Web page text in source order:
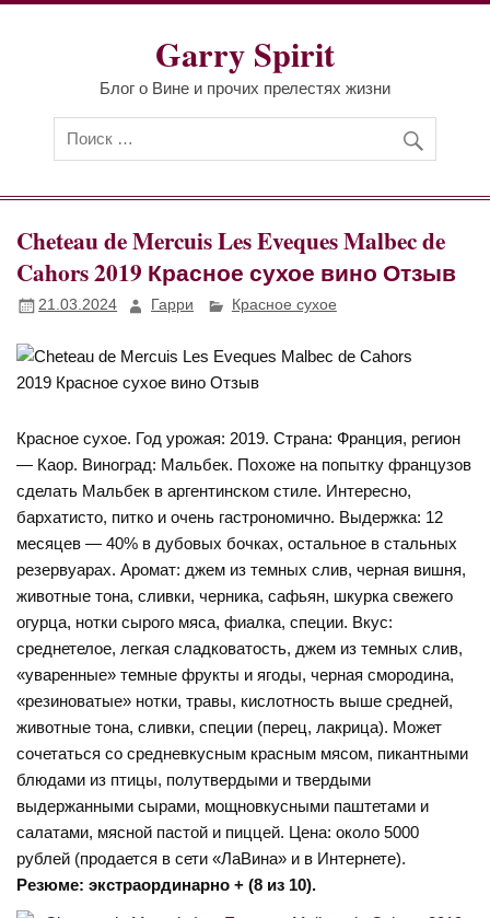
Перейти
Garry Spirit
Блог о Вине и прочих прелестях жизни
Cheteau de Mercuis Les Eveques Malbec de
Cahors 2019 Красное сухое вино Отзыв
21.03.2024 Гарри Красное сухое
Красное сухое. Год урожая: 2019. Страна: Франция, регион
— Каор. Виноград: Мальбек. Похоже на попытку французов
сделать Мальбек в аргентинском стиле. Интересно,
бархатисто, питко и очень гастрономично. Выдержка: 12
месяцев — 40% в дубовых бочках, остальное в стальных
резервуарах. Аромат: джем из темных слив, черная вишня,
животные тона, сливки, черника, сафьян, шкурка свежего
огурца, нотки сырого мяса, фиалка, специи. Вкус:
среднетелое, легкая сладковатость, джем из темных слив,
«уваренные» темные фрукты и ягоды, черная смородина,
«резиноватые» нотки, травы, кислотность выше средней,
животные тона, сливки, специи (перец, лакрица). Может
сочетаться со средневкусным красным мясом, пикантными
блюдами из птицы, полутвердыми и твердыми
выдержанными сырами, мощновкусными паштетами и
салатами, мясной пастой и пиццей. Цена: около 5000
рублей (продается в сети «ЛаВина» и в Интернете).
Резюме: экстраординарно + (8 из 10).